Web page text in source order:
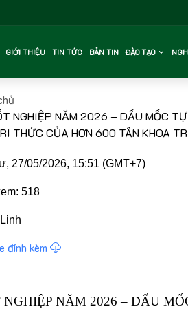
GIỚI THIỆU TIN TỨC BẢN TIN ĐÀO TẠO
NGHIỆP NĂM 2026 – DẤU MỐC
THỨC CỦA HƠN 600 TÂN KHOA
27/05/2026, 15:51 (GMT+7)
518
đính kèm
NGHIỆP NĂM 2026 – DẤU